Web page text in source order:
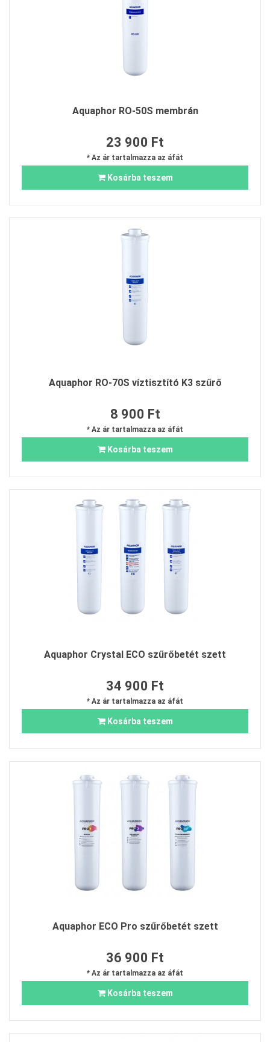
Aquaphor RO-50S membrán
23 900 Ft
* Az ár tartalmazza az áfát
Kosárba teszem
Aquaphor RO-70S víztisztító K3 szűrő
8 900 Ft
* Az ár tartalmazza az áfát
Kosárba teszem
Aquaphor Crystal ECO szűrőbetét szett
34 900 Ft
* Az ár tartalmazza az áfát
Kosárba teszem
Aquaphor ECO Pro szűrőbetét szett
36 900 Ft
* Az ár tartalmazza az áfát
Kosárba teszem